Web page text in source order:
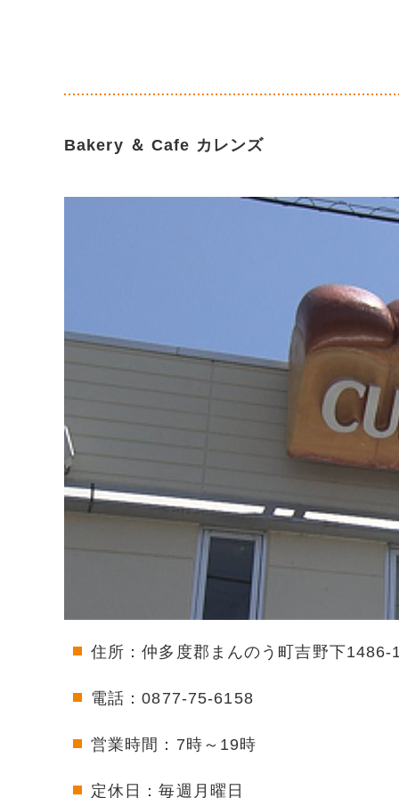
Bakery ＆ Cafe カレンズ
住所：仲多度郡まんのう町吉野下1486-
電話：0877-75-6158
営業時間：7時～19時
定休日：毎週月曜日